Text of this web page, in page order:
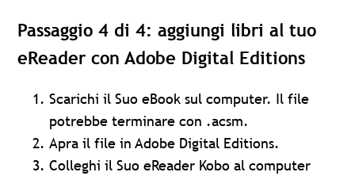
Passaggio 4 di 4: aggiungi libri al tuo
eReader con Adobe Digital Editions
Scarichi il Suo eBook sul computer. Il file
potrebbe terminare con .acsm.
Apra il file in Adobe Digital Editions.
Colleghi il Suo eReader Kobo al computer